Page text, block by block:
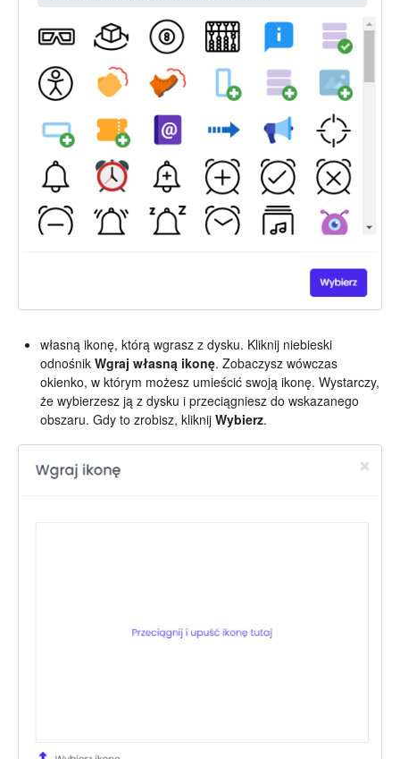
własną ikonę, którą wgrasz z dysku. Kliknij niebieski
odnośnik Wgraj własną ikonę. Zobaczysz wówczas
okienko, w którym możesz umieścić swoją ikonę. Wystarczy,
że wybierzesz ją z dysku i przeciągniesz do wskazanego
obszaru. Gdy to zrobisz, kliknij Wybierz.